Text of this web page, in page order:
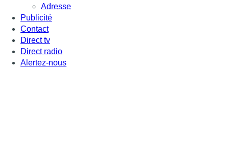
Adresse
Publicité
Contact
Direct tv
Direct radio
Alertez-nous